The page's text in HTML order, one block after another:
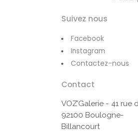
Suivez nous
Facebook
Instagram
Contactez-nous
Contact
VOZ’Galerie - 41 rue
92100 Boulogne-
Billancourt